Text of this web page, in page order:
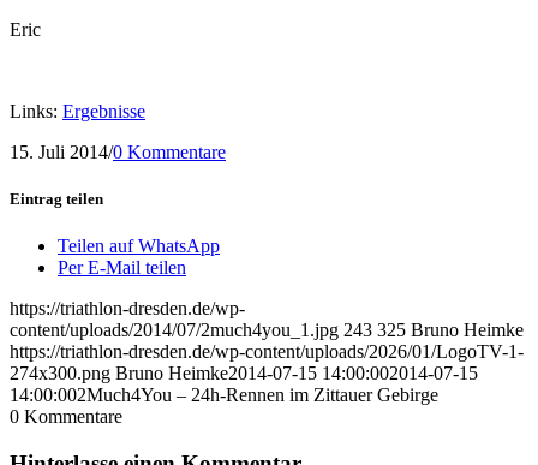
Eric
Links: Ergebnisse
15. Juli 2014/0 Kommentare
Eintrag teilen
Teilen auf WhatsApp
Per E-Mail teilen
https://triathlon-dresden.de/wp-
content/uploads/2014/07/2much4you_1.jpg 243 325 Bruno Heimke
https://triathlon-dresden.de/wp-content/uploads/2026/01/LogoTV-1-
274x300.png Bruno Heimke2014-07-15 14:00:002014-07-15
14:00:002Much4You – 24h-Rennen im Zittauer Gebirge
0 Kommentare